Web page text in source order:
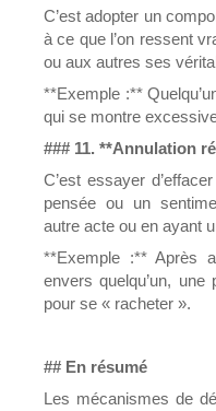
C’est adopter un
à ce que l’on ressent
ou aux autres ses
**Exemple :**
qui se montre
### 11. **Annulation
C’est essayer
pensée ou un
autre acte ou en ayant
**Exemple :** Après
envers quelqu’un,
pour se « racheter ».
## En résumé
Les mécanismes de